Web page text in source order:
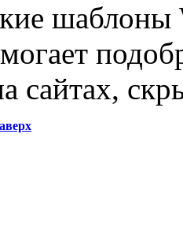
шаблоны
сайтах,